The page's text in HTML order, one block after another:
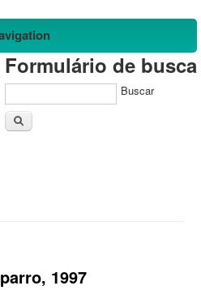
Formulário de busca
Buscar
1997